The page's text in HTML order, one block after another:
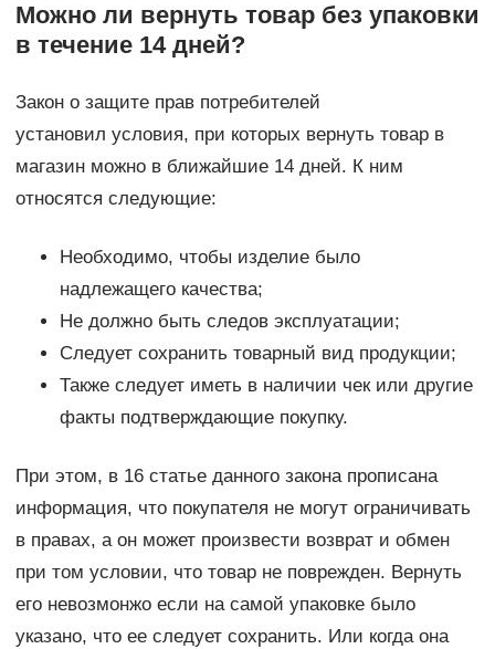
Можно ли вернуть товар без упаковки
в течение 14 дней?
Закон о защите прав потребителей
установил условия, при которых вернуть товар в
магазин можно в ближайшие 14 дней. К ним
относятся следующие:
Необходимо, чтобы изделие было
надлежащего качества;
Не должно быть следов эксплуатации;
Следует сохранить товарный вид продукции;
Также следует иметь в наличии чек или другие
факты подтверждающие покупку.
При этом, в 16 статье данного закона прописана
информация, что покупателя не могут ограничивать
в правах, а он может произвести возврат и обмен
при том условии, что товар не поврежден. Вернуть
его невозмонжо если на самой упаковке было
указано, что ее следует сохранить. Или когда она